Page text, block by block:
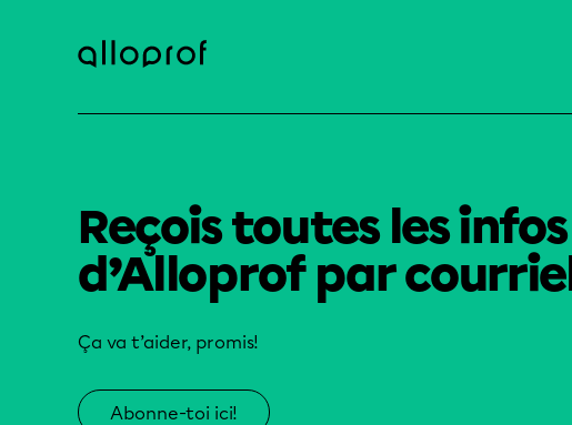
Reçois toutes les
d’Alloprof par
Ça va t’aider, promis!
Abonne-toi ici!